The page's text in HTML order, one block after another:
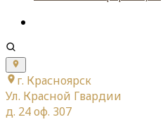
г. Красноярск
Ул. Красной Гвардии
д. 24 оф. 307